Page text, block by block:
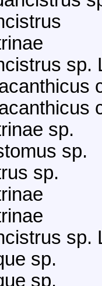
sp.
sp.
sp.
sp.
sp.
sp.
sp.